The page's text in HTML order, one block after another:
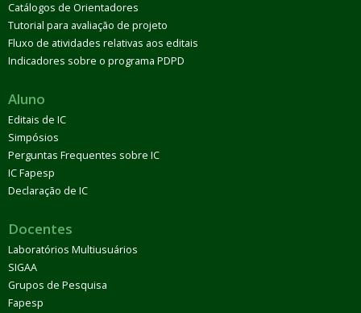
Catálogos de Orientadores
Tutorial para avaliação de projeto
Fluxo de atividades relativas aos editais
Indicadores sobre o programa PDPD
Aluno
Editais de IC
Simpósios
Perguntas Frequentes sobre IC
IC Fapesp
Declaração de IC
Docentes
Laboratórios Multiusuários
SIGAA
Grupos de Pesquisa
Fapesp